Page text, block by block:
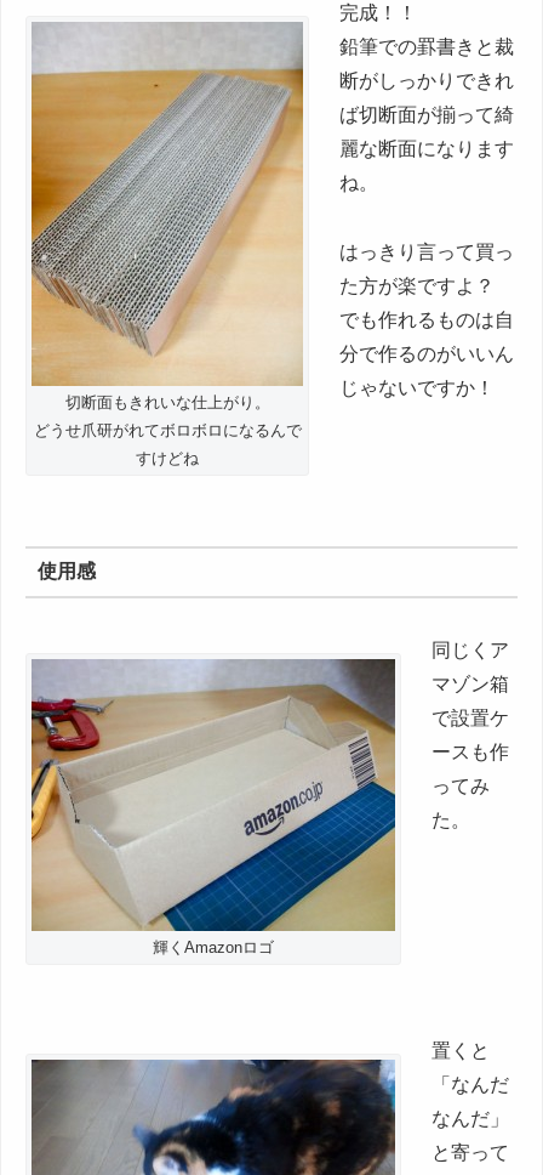
切断面もきれいな仕上がり。
どうせ爪研がれてボロボロになるんで
すけどね
完成！！
鉛筆での罫書きと裁
断がしっかりできれ
ば切断面が揃って綺
麗な断面になります
ね。
はっきり言って買っ
た方が楽ですよ？
でも作れるものは自
分で作るのがいいん
じゃないですか！
使用感
輝くAmazonロゴ
同じくア
マゾン箱
で設置ケ
ースも作
ってみ
た。
置くと
「なんだ
なんだ」
と寄って